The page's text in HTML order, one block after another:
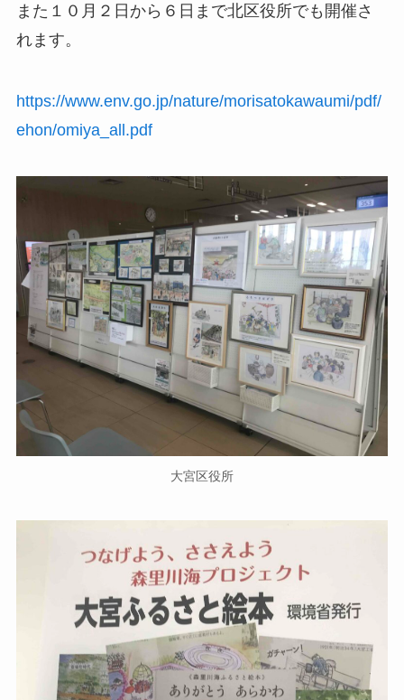
また１０月２日から６日まで北区役所でも開催さ
れます。
https://www.env.go.jp/nature/morisatokawaumi/pdf/
ehon/omiya_all.pdf
大宮区役所